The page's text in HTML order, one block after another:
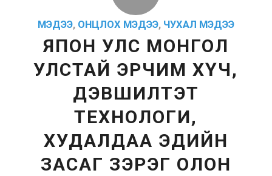
МЭДЭЭ, ОНЦЛОХ МЭДЭЭ, ЧУХАЛ МЭДЭЭ
ЯПОН УЛС МОНГОЛ
УЛСТАЙ ЭРЧИМ ХҮЧ,
ДЭВШИЛТЭТ
ТЕХНОЛОГИ,
ХУДАЛДАА ЭДИЙН
ЗАСАГ ЗЭРЭГ ОЛОН